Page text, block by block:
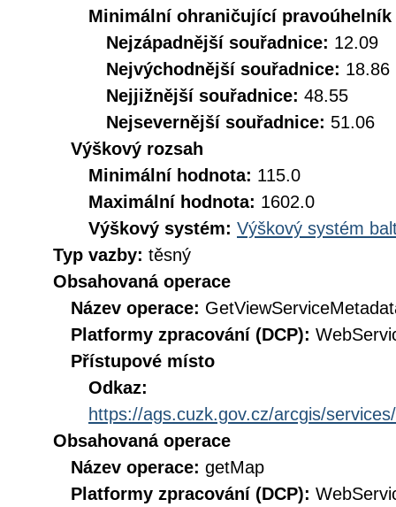
Minimální ohraničující pravoúhelník
Nejzápadnější souřadnice: 12.09
Nejvýchodnější souřadnice: 18.86
Nejjižnější souřadnice: 48.55
Nejsevernější souřadnice: 51.06
Výškový rozsah
Minimální hodnota: 115.0
Maximální hodnota: 1602.0
Výškový systém: Výškový systém
Typ vazby: těsný
Obsahovaná operace
Název operace:
Platformy zpracování (DCP):
Přístupové místo
Odkaz:
https://ags.cuzk.gov.cz/arcgis/
Obsahovaná operace
Název operace: getMap
Platformy zpracování (DCP):